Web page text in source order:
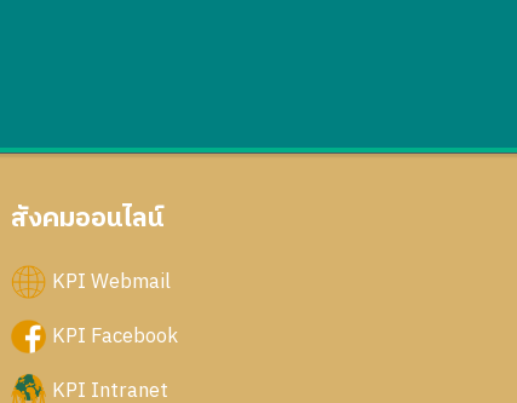
สังคมออนไลน์
KPI Webmail
KPI Facebook
KPI Intranet